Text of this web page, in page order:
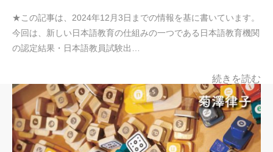
★この記事は、2024年12月3日までの情報を基に書いています。
今回は、新しい日本語教育の仕組みの一つである日本語教育機関
の認定結果・日本語教員試験出…
続きを読む